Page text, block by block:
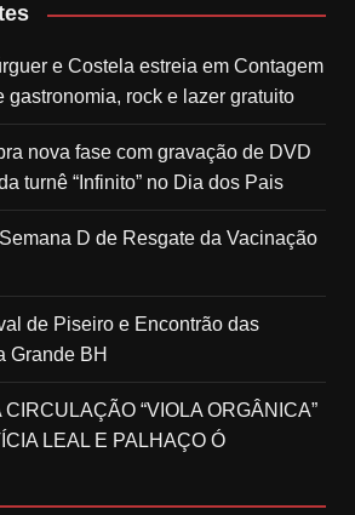
e Costela estreia em Contagem
gastronomia, rock e lazer gratuito
nova fase com gravação de DVD
turnê “Infinito” no Dia dos Pais
D de Resgate da Vacinação
de Piseiro e Encontrão das
Grande BH
“VIOLA ORGÂNICA”
LEAL E PALHAÇO Ó